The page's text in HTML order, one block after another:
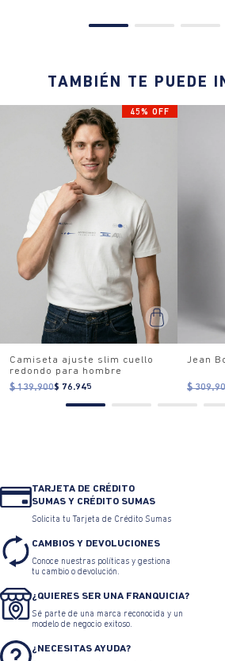
TAMBIÉN TE PUEDE
45% OFF
Camiseta ajuste slim cuello
redondo para hombre
$ 139.900$ 76.945
Jean
$
TARJETA DE CRÉDITO
SUMAS Y CRÉDITO SUMAS
Solicita tu Tarjeta de Crédito Sumas
CAMBIOS Y DEVOLUCIONES
Conoce nuestras políticas y gestiona
tu cambio o devolución.
¿QUIERES SER UNA FRANQUICIA?
Sé parte de una marca reconocida y un
modelo de negocio exitoso.
¿NECESITAS AYUDA?